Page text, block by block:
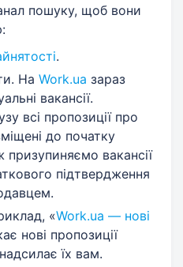
пошуку, щоб вони
.
На Work.ua зараз
вакансії.
всі пропозиції про
до початку
призупиняємо вакансії
підтвердження
«Work.ua — нові
нові пропозиції
їх вам.